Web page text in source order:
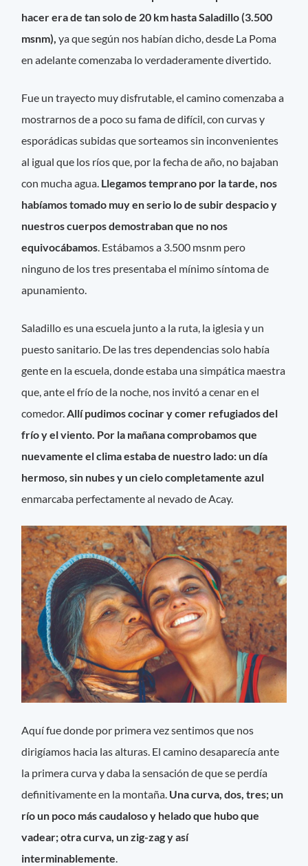
hacer era de tan solo de 20 km hasta Saladillo (3.500
msnm), ya que según nos habían dicho, desde La Poma
en adelante comenzaba lo verdaderamente divertido.
Fue un trayecto muy disfrutable, el camino comenzaba a
mostrarnos de a poco su fama de difícil, con curvas y
esporádicas subidas que sorteamos sin inconvenientes
al igual que los ríos que, por la fecha de año, no bajaban
con mucha agua. Llegamos temprano por la tarde, nos
habíamos tomado muy en serio lo de subir despacio y
nuestros cuerpos demostraban que no nos
equivocábamos. Estábamos a 3.500 msnm pero
ninguno de los tres presentaba el mínimo síntoma de
apunamiento.
Saladillo es una escuela junto a la ruta, la iglesia y un
puesto sanitario. De las tres dependencias solo había
gente en la escuela, donde estaba una simpática maestra
que, ante el frío de la noche, nos invitó a cenar en el
comedor.Allí pudimos cocinar y comer refugiados del
frío y el viento. Por la mañana comprobamos que
nuevamente el clima estaba de nuestro lado: un día
hermoso, sin nubes y un cielo completamente azul
enmarcaba perfectamente al nevado de Acay.
Aquí fue donde por primera vez sentimos que nos
dirigíamos hacia las alturas. El camino desaparecía ante
la primera curva y daba la sensación de que se perdía
definitivamente en la montaña. Una curva, dos, tres; un
río un poco más caudaloso y helado que hubo que
vadear; otra curva, un zig-zag y así
interminablemente.